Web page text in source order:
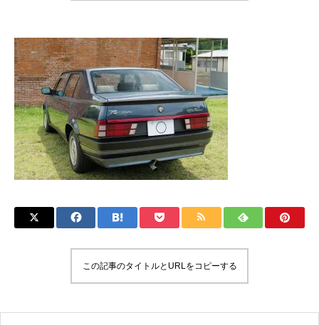
イギリス車
ENGLAND
ドイツ車
GERMANY
この記事のタイトルとURLをコピーする